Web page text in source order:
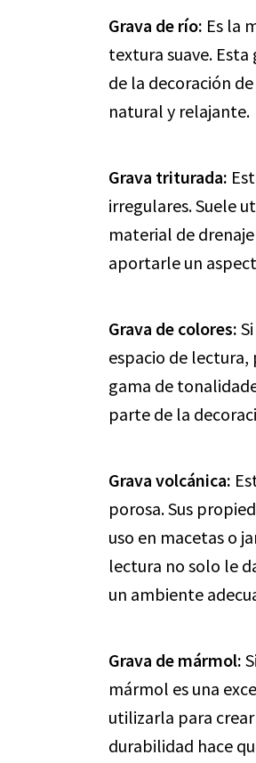
Grava de río: Es la
textura suave.
de la decoración
natural y relajante.
Grava triturada:
irregulares. Suele
material de
aportarle un
Grava de colores:
espacio de
gama de
parte de la
Grava volcánica:
porosa. Sus
uso en macetas o
lectura no solo le
un ambiente
Grava de mármol:
mármol es una
utilizarla para
durabilidad hace